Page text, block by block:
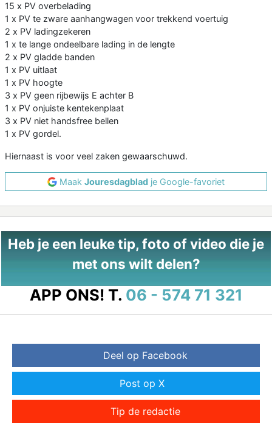
15 x PV overbelading
1 x PV te zware aanhangwagen voor trekkend voertuig
2 x PV ladingzekeren
1 x te lange ondeelbare lading in de lengte
2 x PV gladde banden
1 x PV uitlaat
1 x PV hoogte
3 x PV geen rijbewijs E achter B
1 x PV onjuiste kentekenplaat
3 x PV niet handsfree bellen
1 x PV gordel.
Hiernaast is voor veel zaken gewaarschuwd.
Maak Jouresdagblad je Google-favoriet
Heb je een leuke tip, foto of video die je
met ons wilt delen?
APP ONS! T. 06 - 574 71 321
Deel op Facebook
Post op X
Tip de redactie